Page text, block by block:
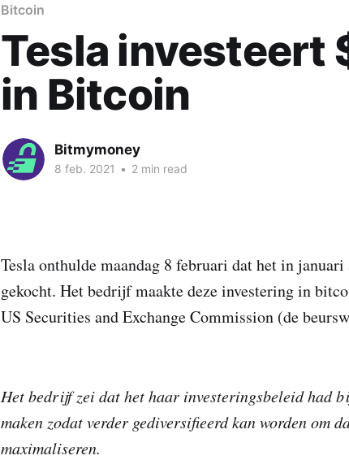
Bitcoin
Tesla investeert
in Bitcoin
Bitmymoney
8 feb. 2021 • 2 min read
Tesla onthulde maandag 8 februari dat het in
gekocht. Het bedrijf maakte deze investering in
US Securities and Exchange Commission (de
Het bedrijf zei dat het haar investeringsbeleid had
maken zodat verder gediversifieerd kan worden om
maximaliseren.